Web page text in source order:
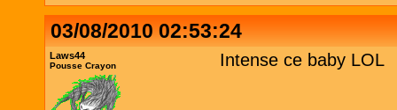
03/08/2010 02:53:24
Laws44
Pousse Crayon Intense ce baby LOL